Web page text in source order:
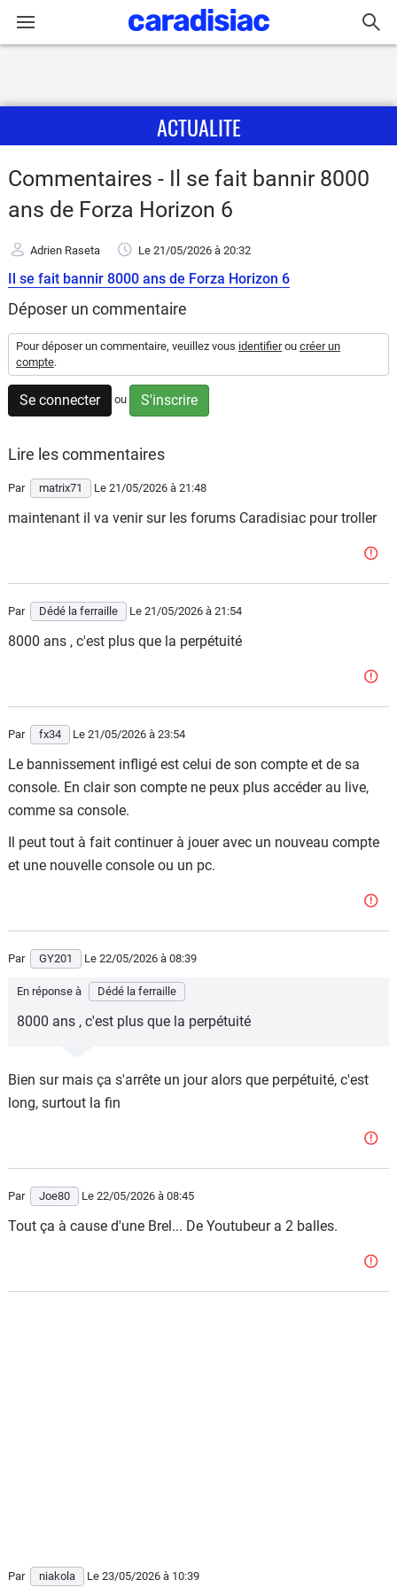
Actu
Essais
Guide
d'achat
Utilitaires
Flottes
Services
Marques
ACTUALITE
Commentaires - Il se fait bannir 8000
ans de Forza Horizon 6
Adrien Raseta Le 21/05/2026 à 20:32
Il se fait bannir 8000 ans de Forza Horizon 6
Déposer un commentaire
Pour déposer un commentaire, veuillez vous identifierou créer un
compte.
Se connecter ou S'inscrire
Lire les commentaires
Par matrix71 Le 21/05/2026 à 21:48
maintenant il va venir sur les forums Caradisiac pour troller
Par Dédé la ferraille Le 21/05/2026 à 21:54
8000 ans , c'est plus que la perpétuité
Par fx34 Le 21/05/2026 à 23:54
Le bannissement infligé est celui de son compte et de sa
console. En clair son compte ne peux plus accéder au live,
comme sa console.
Il peut tout à fait continuer à jouer avec un nouveau compte
et une nouvelle console ou un pc.
Par GY201 Le 22/05/2026 à 08:39
En réponse à Dédé la ferraille
8000 ans , c'est plus que la perpétuité
Bien sur mais ça s'arrête un jour alors que perpétuité, c'est
long, surtout la fin
Par Joe80 Le 22/05/2026 à 08:45
Tout ça à cause d'une Brel... De Youtubeur a 2 balles.
Par niakola Le 23/05/2026 à 10:39